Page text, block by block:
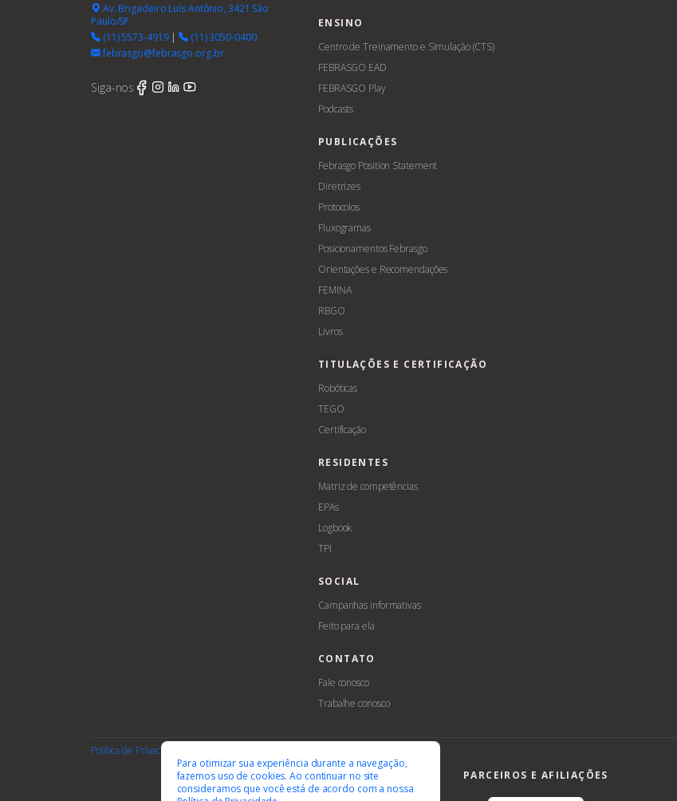
Av. Brigadeiro Luís Antônio, 3421 São
Paulo/SP
(11) 5573-4919|
(11) 3050-0400
febrasgo@febrasgo.org.br
Siga-nos
ENSINO
Centro de Treinamento e Simulação (CTS)
FEBRASGO EAD
FEBRASGO Play
Podcasts
PUBLICAÇÕES
Febrasgo Position Statement
Diretrizes
Protocolos
Fluxogramas
Posicionamentos Febrasgo
Orientações e Recomendações
FEMINA
RBGO
Livros
TITULAÇÕES E CERTIFICAÇÃO
Robóticas
TEGO
Certificação
RESIDENTES
Matriz de competências
EPAs
Logbook
TPI
SOCIAL
Campanhas informativas
Feito para ela
CONTATO
Fale conosco
Trabalhe conosco
Política de Privacidade
PARCEIROS E AFILIAÇÕES
Para otimizar sua experiência durante a navegação,
fazemos uso de cookies. Ao continuar no site
consideramos que você está de acordo com a nossa